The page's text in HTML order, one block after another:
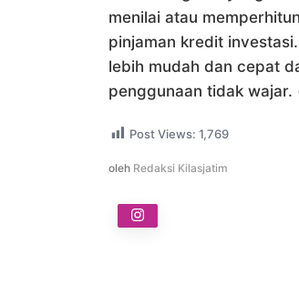
menilai atau
pinjaman kredit
lebih mudah dan cepat
penggunaan tidak wajar.
Post Views: 1,769
oleh Redaksi Kilasjatim